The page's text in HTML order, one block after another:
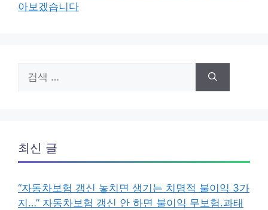
아보겠습니다
색:
최신 글
“자동차보험 갱신 놓치면 생기는 치명적 불이익 3가
지…” 자동차보험 갱신 안 하면 불이익 무보험.과태